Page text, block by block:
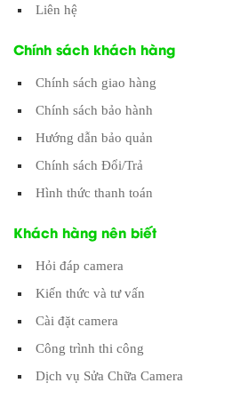
Liên hệ
Chính sách khách hàng
Chính sách giao hàng
Chính sách bảo hành
Hướng dẫn bảo quản
Chính sách Đổi/Trả
Hình thức thanh toán
Khách hàng nên biết
Hỏi đáp camera
Kiến thức và tư vấn
Cài đặt camera
Công trình thi công
Dịch vụ Sửa Chữa Camera